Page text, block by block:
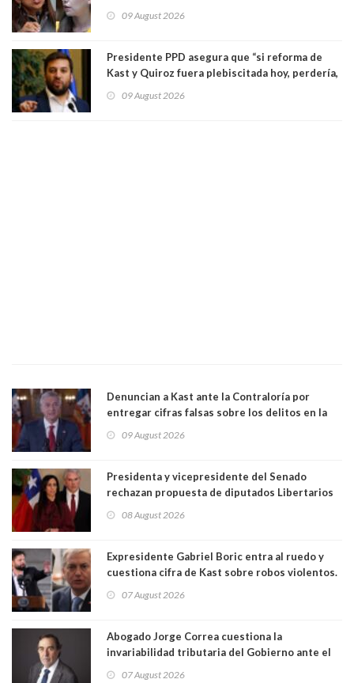
09 August 2026
Presidente PPD asegura que “si reforma de
Kast y Quiroz fuera plebiscitada hoy, perdería,
a favor de la oposición, sería una victoria de la
09 August 2026
Denuncian a Kast ante la Contraloría por
entregar cifras falsas sobre los delitos en la
09 August 2026
Presidenta y vicepresidente del Senado
rechazan propuesta de diputados Libertarios
"Constituye un camino equivocado"
08 August 2026
Expresidente Gabriel Boric entra al ruedo y
cuestiona cifra de Kast sobre robos violentos.
07 August 2026
Abogado Jorge Correa cuestiona la
invariabilidad tributaria del Gobierno ante el
07 August 2026